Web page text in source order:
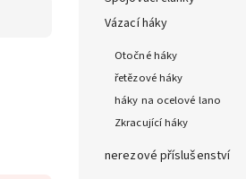
Vázací háky
Otočné háky
řetězové háky
háky na ocelové lano
Zkracující háky
nerezové příslušenství